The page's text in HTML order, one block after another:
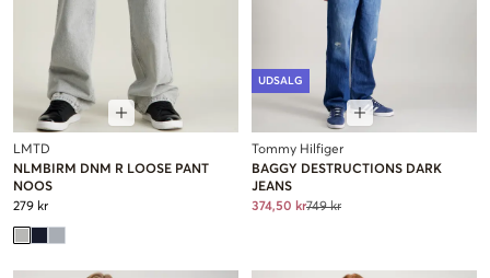
LMTD
NLMBIRM DNM R LOOSE PANT
NOOS
279 kr
UDSALG
Tommy Hilfiger
BAGGY DESTRUCTIONS DARK
JEANS
374,50 kr749 kr